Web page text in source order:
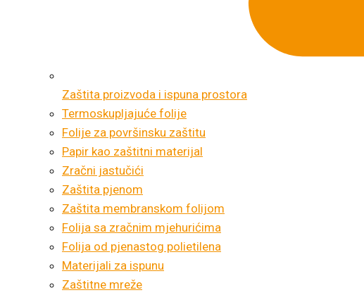
Zaštita proizvoda i ispuna prostora
Termoskupljajuće folije
Folije za površinsku zaštitu
Papir kao zaštitni materijal
Zračni jastučići
Zaštita pjenom
Zaštita membranskom folijom
Folija sa zračnim mjehurićima
Folija od pjenastog polietilena
Materijali za ispunu
Zaštitne mreže